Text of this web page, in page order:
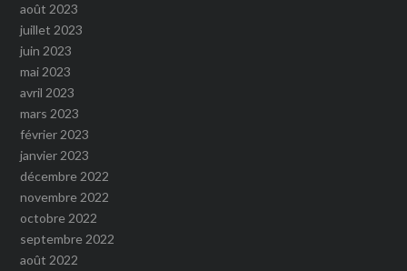
août 2023
juillet 2023
juin 2023
mai 2023
avril 2023
mars 2023
février 2023
janvier 2023
décembre 2022
novembre 2022
octobre 2022
septembre 2022
août 2022